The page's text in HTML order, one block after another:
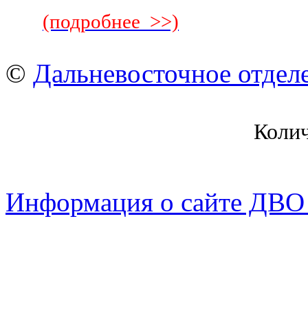
(подробнее >>)
© Дальневосточное
Информация о сайте